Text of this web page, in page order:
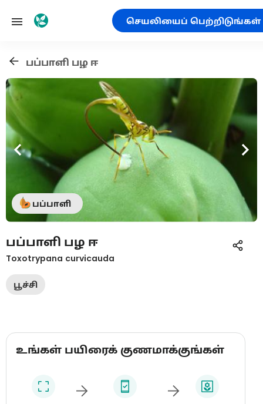
செயலியைப் பெற்றிடுங்கள்
பப்பாளி பழ ஈ
பப்பாளி
பப்பாளி பழ ஈ
Toxotrypana curvicauda
பூச்சி
உங்கள் பயிரைக் குணமாக்குங்கள்